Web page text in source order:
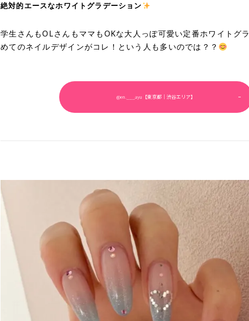
絶対的エースなホワイトグラデーション
学生さんもOLさんもママもOKな大人っぽ可愛い定番ホワイトグ
めてのネイルデザインがコレ！という人も多いのでは？？
@en.___ayu【東京都｜渋谷エリア】